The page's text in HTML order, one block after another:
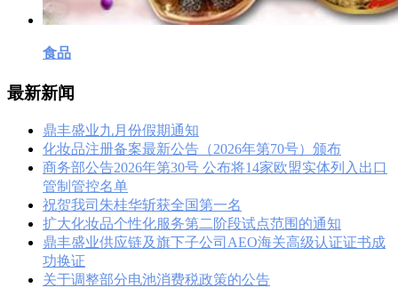
食品
最新新闻
鼎丰盛业九月份假期通知
化妆品注册备案最新公告（2026年第70号）颁布
商务部公告2026年第30号 公布将14家欧盟实体列入出口
管制管控名单
祝贺我司朱桂华斩获全国第一名
扩大化妆品个性化服务第二阶段试点范围的通知
鼎丰盛业供应链及旗下子公司AEO海关高级认证证书成
功换证
关于调整部分电池消费税政策的公告